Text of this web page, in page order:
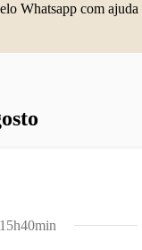
Whatsapp com
15h40min